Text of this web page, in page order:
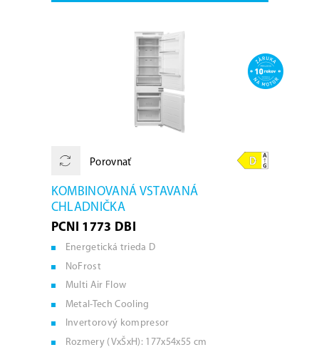
Porovnať
KOMBINOVANÁ VSTAVANÁ
CHLADNIČKA
PCNI 1773 DBI
Energetická trieda D
NoFrost
Multi Air Flow
Metal-Tech Cooling
Invertorový kompresor
Rozmery (VxŠxH): 177x54x55 cm